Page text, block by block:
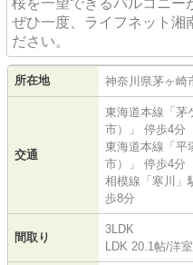
桜を一望できるバルコニー
ぜひ一度、ライフネット湘
ださい。
所在地 神奈川県茅ヶ崎
交通
東海道本線 「 茅
市）」 停歩4分
東海道本線 「 平
市）」 停歩4分
相模線 「 寒川
歩8分
間取り
3LDK
LDK 20.1帖/洋